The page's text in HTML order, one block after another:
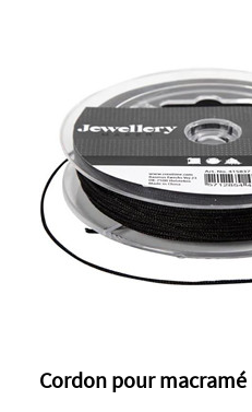
Cordon pour